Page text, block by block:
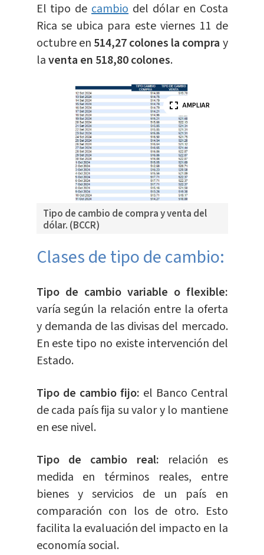
El tipo decambio del dólar en Costa
Rica se ubica para este viernes 11 de
octubre en 514,27 colones la compra y
laventa en 518,80 colones.
Tipo de cambio de compra y venta del
dólar. (BCCR)
AMPLIAR
Clases de tipo de cambio:
Tipo de cambio variable o flexible:
varía según la relación entre la oferta
y demanda de las divisas del mercado.
En este tipo no existe intervención del
Estado.
Tipo de cambio fijo: el Banco Central
de cada país fija su valor y lo mantiene
en ese nivel.
Tipo de cambio real: relación es
medida en términos reales, entre
bienes y servicios de un país en
comparación con los de otro. Esto
facilita la evaluación del impacto en la
economía social.